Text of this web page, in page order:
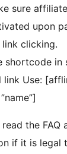
sure
upon
clicking.
shortcode in
link Use:
read the FAQ
if it is legal